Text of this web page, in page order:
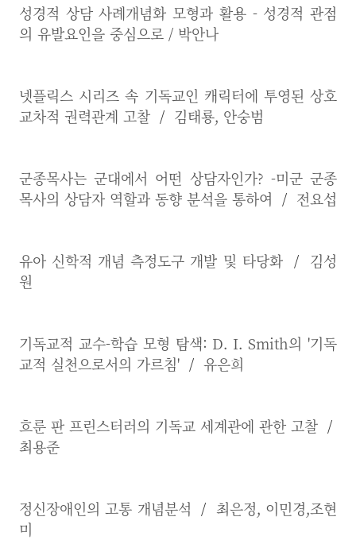
성경적 상담 사례개념화 모형과 활용 - 성경적 관점
의 유발요인을 중심으로 / 박안나
넷플릭스 시리즈 속 기독교인 캐릭터에 투영된 상호
교차적 권력관계 고찰 / 김태룡, 안숭범
군종목사는 군대에서 어떤 상담자인가? -미군 군종
목사의 상담자 역할과 동향 분석을 통하여 / 전요섭
유아 신학적 개념 측정도구 개발 및 타당화 / 김성
원
기독교적 교수-학습 모형 탐색: D. I. Smith의 '기독
교적 실천으로서의 가르침' / 유은희
흐룬 판 프린스터러의 기독교 세계관에 관한 고찰 /
최용준
정신장애인의 고통 개념분석 / 최은정, 이민경,조현
미